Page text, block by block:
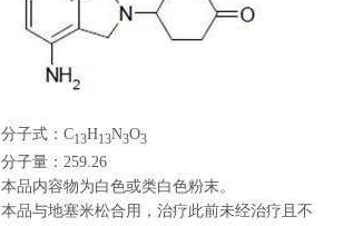
分子式：C13H13N3O3
分子量：259.26
本品内容物为白色或类白色粉末。
本品与地塞米松合用，治疗此前未经治疗且不